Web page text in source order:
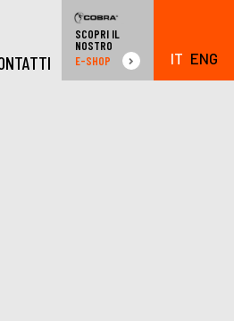
SCOPRI IL
NOSTRO
E-SHOP
IT ENG